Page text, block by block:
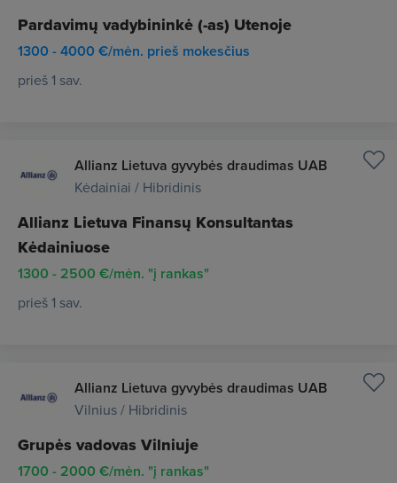
Pardavimų vadybininkė (-as) Utenoje
1300 - 4000 €/mėn. prieš mokesčius
prieš 1 sav.
Allianz Lietuva gyvybės draudimas UAB
Kėdainiai / Hibridinis
Allianz Lietuva Finansų Konsultantas
Kėdainiuose
1300 - 2500 €/mėn. "į rankas"
prieš 1 sav.
Allianz Lietuva gyvybės draudimas UAB
Vilnius / Hibridinis
Grupės vadovas Vilniuje
1700 - 2000 €/mėn. "į rankas"